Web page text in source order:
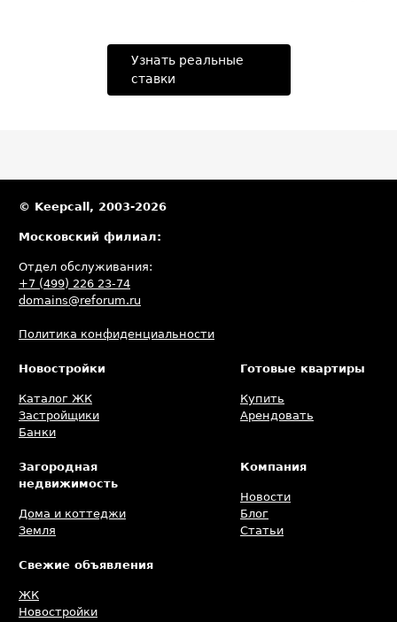
Узнать реальные
ставки
© Keepcall, 2003-2026
Московский филиал:
Отдел обслуживания:
+7 (499) 226 23-74
domains@reforum.ru
Политика конфиденциальности
Новостройки
Каталог ЖК
Застройщики
Банки
Готовые квартиры
Купить
Арендовать
Загородная
недвижимость
Дома и коттеджи
Земля
Компания
Новости
Блог
Статьи
Свежие объявления
ЖК
Новостройки